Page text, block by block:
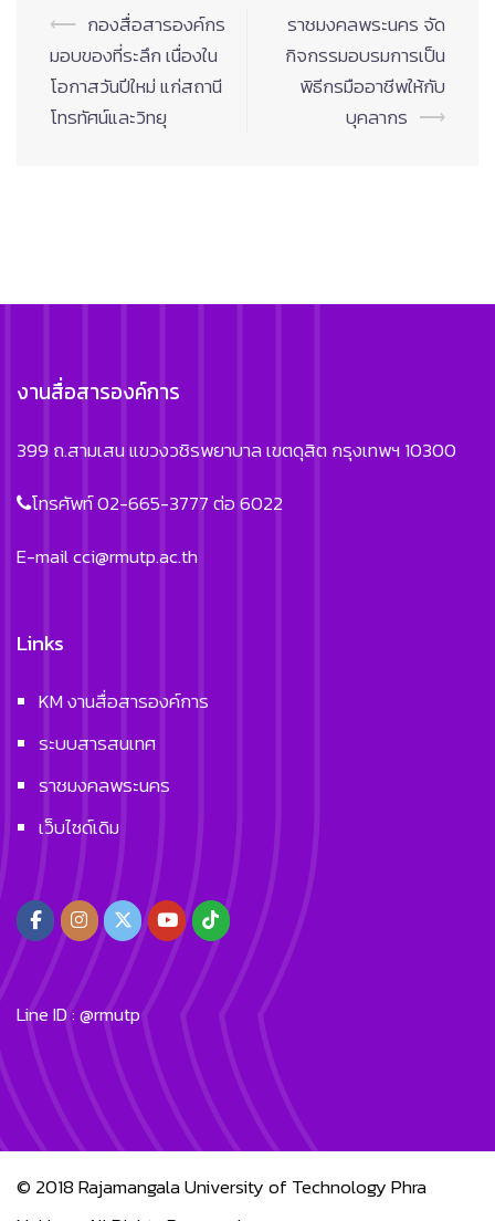
Post
navigation
⟵ กองสื่อสารองค์กร
มอบของที่ระลึก เนื่องใน
โอกาสวันปีใหม่ แก่สถานี
โทรทัศน์และวิทยุ
ราชมงคลพระนคร จัด
กิจกรรมอบรมการเป็น
พิธีกรมืออาชีพให้กับ
บุคลากร ⟶
งานสื่อสารองค์การ
399 ถ.สามเสน แขวงวชิรพยาบาล เขตดุสิต กรุงเทพฯ 10300
โทรศัพท์ 02-665-3777 ต่อ 6022
E-mailcci@rmutp.ac.th
Links
KM งานสื่อสารองค์การ
ระบบสารสนเทศ
ราชมงคลพระนคร
เว็บไซด์เดิม
Line ID : @rmutp
© 2018Rajamangala University of Technology Phra